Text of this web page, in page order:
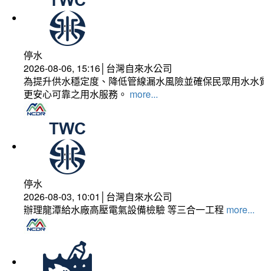
停水
2026-08-06, 15:16│台灣自來水公司
為提升供水穩定度、降低管線漏水風險並確保民眾用水
更安心可靠之用水服務。 more...
停水
2026-08-03, 10:01│台灣自來水公司
辦理龍潭給水廠高壓電氣設備檢驗 等三合一工程 more...